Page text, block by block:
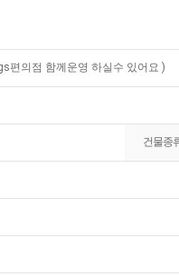
편의점 함께운영 하실수 있어요 )
건물종